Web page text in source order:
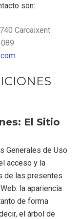
son:
Carcaixent
El Sitio
Generales de Uso
acceso y la
de las presentes
la apariencia
de forma
el árbol de